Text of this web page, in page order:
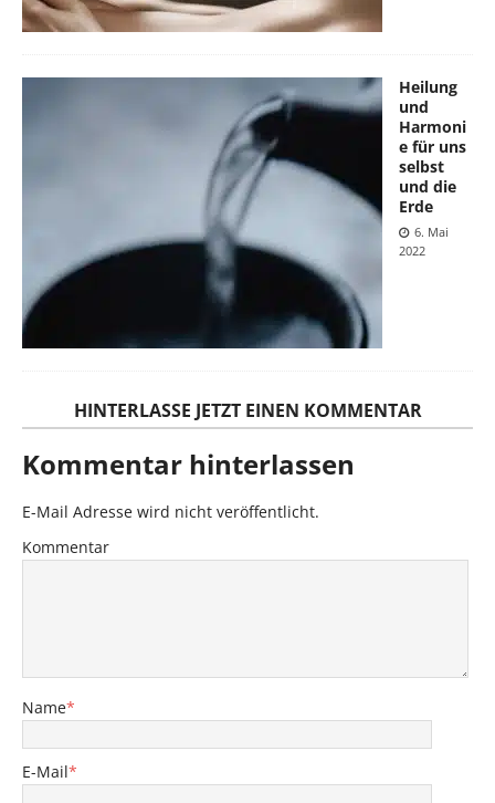
Heilung
und
Harmoni
e für uns
selbst
und die
Erde
6. Mai
2022
HINTERLASSE JETZT EINEN KOMMENTAR
Kommentar hinterlassen
E-Mail Adresse wird nicht veröffentlicht.
Kommentar
Name*
E-Mail*